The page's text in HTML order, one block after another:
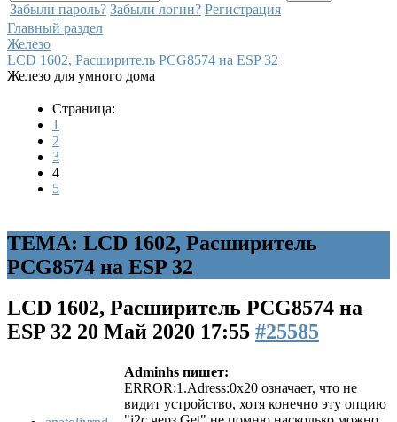
Забыли пароль? Забыли логин? Регистрация
Главный раздел
Железо
LCD 1602, Расширитель PCG8574 на ESP 32
Железо для умного дома
Страница:
1
2
3
4
5
ТЕМА: LCD 1602, Расширитель
PCG8574 на ESP 32
LCD 1602, Расширитель PCG8574 на
ESP 32 20 Май 2020 17:55 #25585
Adminhs пишет:
ERROR:1.Adress:0x20 означает, что не
видит устройство, хотя конечно эту опцию